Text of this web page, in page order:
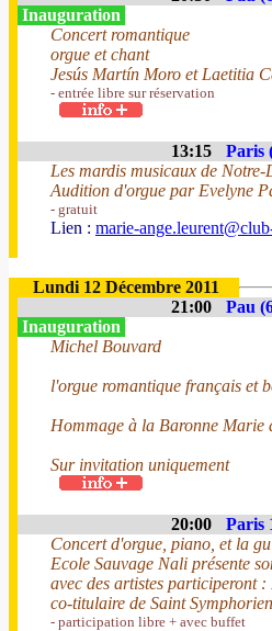
Inauguration
Concert romantique
orgue et chant
Jesús Martín Moro et Laetitia
- entrée libre sur réservation
13:15 Paris
Les mardis musicaux de Notre-
Audition d'orgue par Evelyne
- gratuit
Lien : marie-
Lundi 12 Décembre 2011
21:00
Pau
Inauguration
Michel Bouvard
l'orgue romantique français et
Hommage à la Baronne Marie
Sur invitation uniquement
20:00 Paris
Concert d'orgue, piano, et la
Ecole Sauvage Nali présente
avec des artistes participeront
co-titulaire de Saint
- participation libre + avec buffet